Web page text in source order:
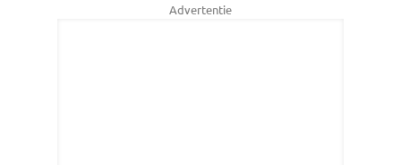
Advertentie